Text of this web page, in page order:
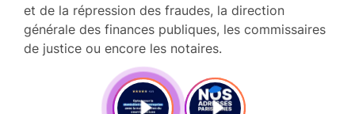
et de la répression des fraudes, la direction
générale des finances publiques, les commissaires
de justice ou encore les notaires.